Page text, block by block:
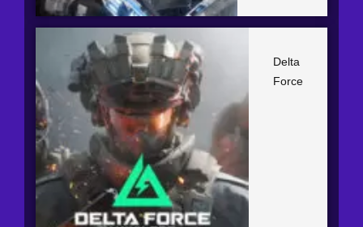
Delta
Force